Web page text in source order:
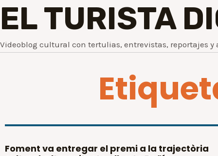
EL TURISTA
Videoblog cultural con tertulias, entrevistas, reportajes y
Foment va entregar el premi a la trajectòria